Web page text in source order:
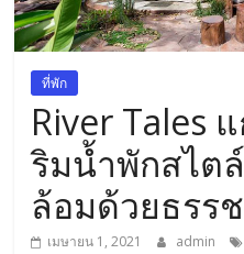
เที่ยว
รีวิว
การ
เดิน
ทาง
สถาน
ท่อง
เที่ยว
ที่พัก
River Tales
ริมน้ำพักสไต
ล้อมด้วยธรร
เมษายน 1, 2021 admin